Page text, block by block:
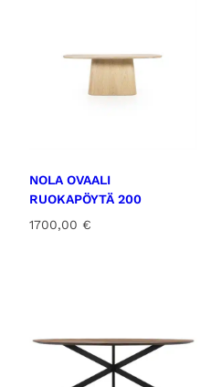
NOLA OVAALI
RUOKAPÖYTÄ 200
1700,00 €